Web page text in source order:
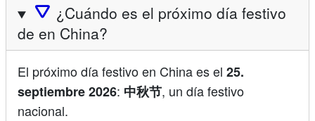
🛆 ¿Cuándo es el próximo día festivo
de en China?
El próximo día festivo en China es el 25.
septiembre 2026: 中秋节, un día festivo
nacional.